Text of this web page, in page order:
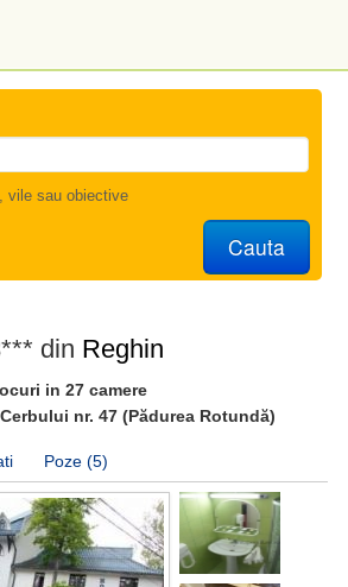
vile sau obiective
Cauta
din Reghin
in 27 camere
nr. 47 (Pădurea Rotundă)
Poze (5)